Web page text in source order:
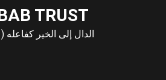
TRUST
الدال إلى الخير كفاعله